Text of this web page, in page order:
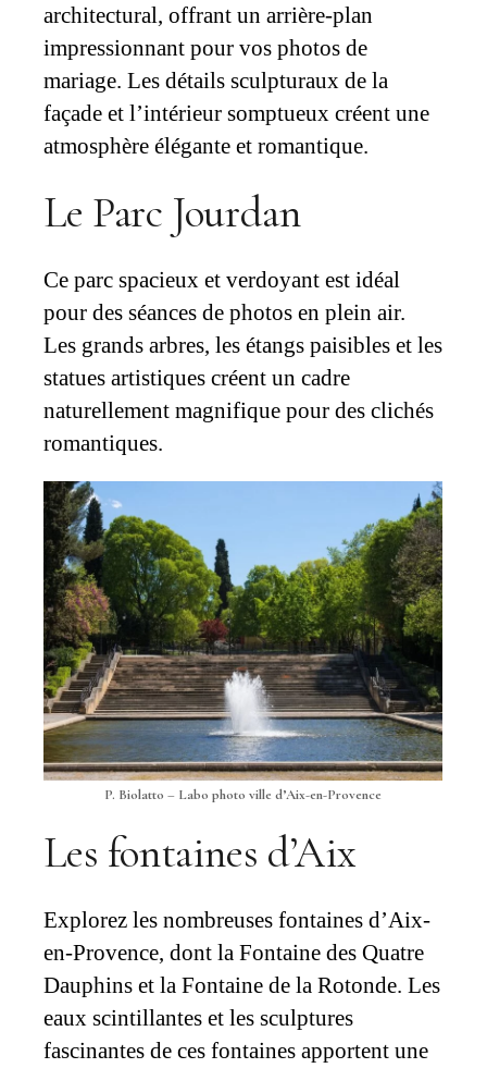
architectural, offrant un arrière-plan
impressionnant pour vos photos de
mariage. Les détails sculpturaux de la
façade et l’intérieur somptueux créent une
atmosphère élégante et romantique.
Le Parc Jourdan
Ce parc spacieux et verdoyant est idéal
pour des séances de photos en plein air.
Les grands arbres, les étangs paisibles et les
statues artistiques créent un cadre
naturellement magnifique pour des clichés
romantiques.
P. Biolatto – Labo photo ville d’Aix-en-Provence
Les fontaines d’Aix
Explorez les nombreuses fontaines d’Aix-
en-Provence, dont la Fontaine des Quatre
Dauphins et la Fontaine de la Rotonde. Les
eaux scintillantes et les sculptures
fascinantes de ces fontaines apportent une